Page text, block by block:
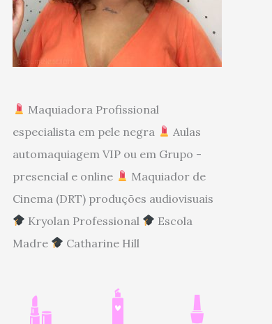
Maquiadora Profissional
especialista em pele negra
Aulas
automaquiagem VIP ou em Grupo -
presencial e online
Maquiador de
Cinema (DRT) produções audiovisuais
Kryolan Professional
Escola
Madre
Catharine Hill